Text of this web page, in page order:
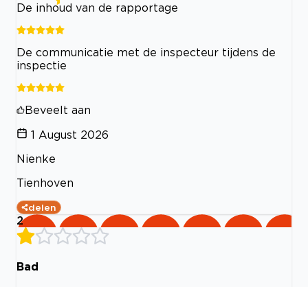
De inhoud van de rapportage
De communicatie met de inspecteur tijdens de
inspectie
Beveelt aan
1 August 2026
Nienke
Tienhoven
delen
2
Bad